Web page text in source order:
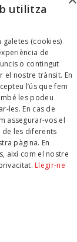
NEWSLETTER!
utilitza
(cookies)
de
o contingut
el nostre trànsit. En
l’ús que fem
les podeu
les. En cas de
assegurar-vos el
les diferents
pàgina. En
així com el nostre
Llegir-ne